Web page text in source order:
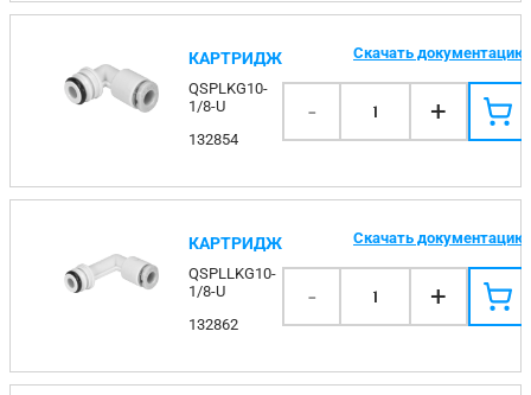
КАРТРИДЖ
QSPLKG10-
1/8-U
132854
Скачать документацию
- 1 +
КАРТРИДЖ
QSPLLKG10-
1/8-U
132862
Скачать документацию
- 1 +